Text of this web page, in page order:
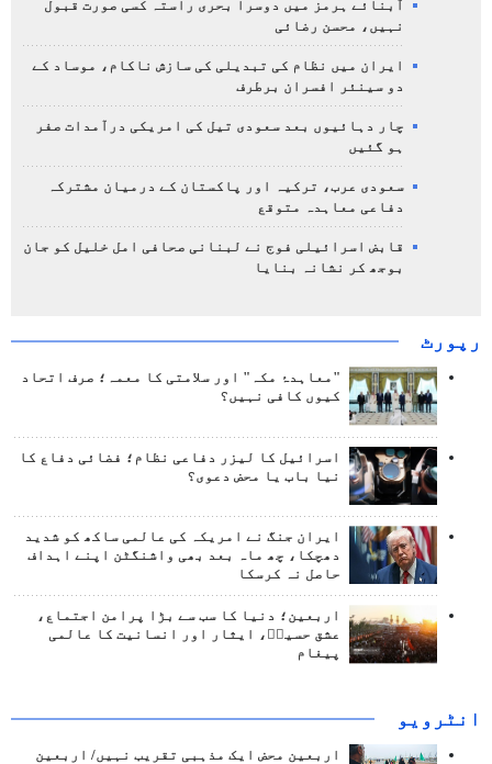
آبنائے ہرمز میں دوسرا بحری راستہ کسی صورت قبول
نہیں، محسن رضائی
ایران میں نظام کی تبدیلی کی سازش ناکام، موساد کے
دو سینئر افسران برطرف
چار دہائیوں بعد سعودی تیل کی امریکی درآمدات صفر
ہو گئیں
سعودی عرب، ترکیہ اور پاکستان کے درمیان مشترکہ
دفاعی معاہدہ متوقع
قابض اسرائیلی فوج نے لبنانی صحافی امل خلیل کو جان
بوجھ کر نشانہ بنایا
رپورٹ
"معاہدۂ مکہ" اور سلامتی کا معمہ؛ صرف اتحاد
کیوں کافی نہیں؟
اسرائیل کا لیزر دفاعی نظام؛ فضائی دفاع کا
نیا باب یا محض دعوی؟
ایران جنگ نے امریکہ کی عالمی ساکھ کو شدید
دھچکا، چھ ماہ بعد بھی واشنگٹن اپنے اہداف
حاصل نہ کرسکا
اربعین؛ دنیا کا سب سے بڑا پرامن اجتماع،
عشق حسینؑ، ایثار اور انسانیت کا عالمی
پیغام
انٹرويو
اربعین محض ایک مذہبی تقریب نہیں/ اربعین